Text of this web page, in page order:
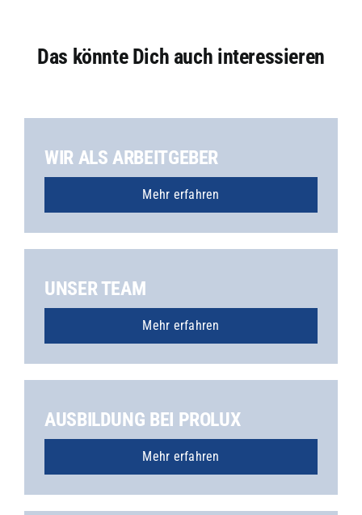
Das könnte Dich auch interessieren
WIR ALS ARBEITGEBER
Mehr erfahren
UNSER TEAM
Mehr erfahren
AUSBILDUNG BEI PROLUX
Mehr erfahren